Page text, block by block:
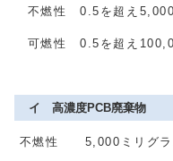
不燃性 0.5を超え5,000
可燃性 0.5を超え
イ 高濃度PCB廃棄物
不燃性 5,000ミリグラ